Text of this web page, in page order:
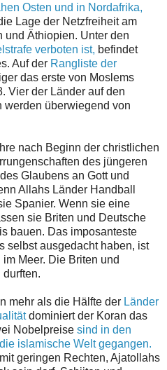
Osten und in Nordafrika,
Lage der Netzfreiheit am
und Äthiopien. Unter den
verboten ist, befindet
Auf der Rangliste der
das erste von Moslems
Vier der Länder auf den
werden überwiegend von
nach Beginn der christlichen
des jüngeren
Glaubens an Gott und
Allahs Länder Handball
Spanier. Wenn sie eine
sie Briten und Deutsche
bauen. Das imposanteste
selbst ausgedacht haben, ist
Meer. Die Briten und
mehr als die Hälfte der Länder
dominiert der Koran das
Nobelpreise sind in den
islamische Welt gegangen.
geringen Rechten, Ajatollahs